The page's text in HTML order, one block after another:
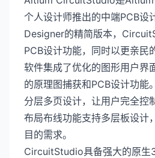
个人设计师推出的中端PCB设
Designer的精简版本，
PCB设计功能，同时以更亲民
软件集成了优化的图形用户界
的原理图捕获和PCB设计功能
分层多页设计，让用户完全控
布局布线功能支持多层板设计
目的需求。
CircuitStudio具备强大的原生